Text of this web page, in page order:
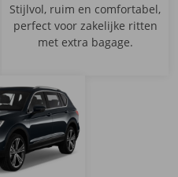
Stijlvol, ruim en comfortabel,
perfect voor zakelijke ritten
met extra bagage.